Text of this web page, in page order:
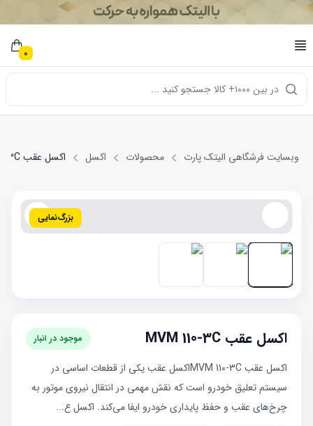
0
در بین ۱۰۰۰+ کالا جستجو کنید ...
وبسایت فرشگاهی الیتک پارت محصولات اکسل اکسل عقب MVM 110-3C
بزرگ‌نمایی
اکسل عقب MVM 110-3C موجود در انبار
اکسل عقب MVM 110-3Cاکسل عقب یکی از قطعات اساسی در
سیستم تعلیق خودرو است که نقش مهمی در انتقال نیروی موتور به
چرخ‌های عقب و حفظ پایداری خودرو ایفا می‌کند. اکسل ع...